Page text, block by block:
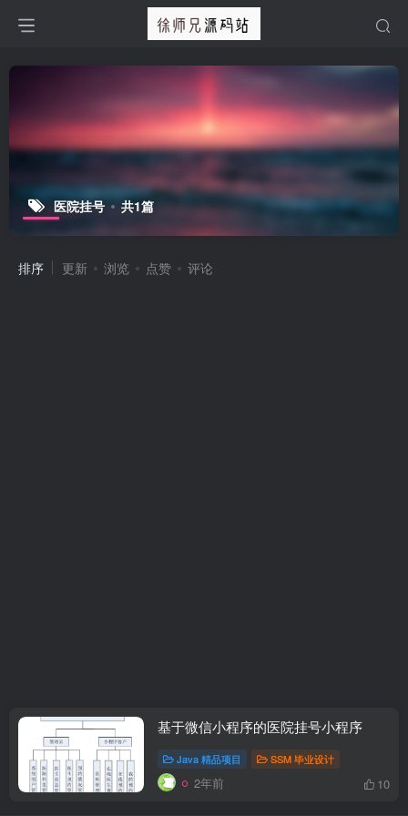
医院挂号 共1篇
排序 更新 浏览 点赞 评论
基于微信小程序的医院挂号小程序
Java 精品项目 SSM 毕业设计
2年前 10